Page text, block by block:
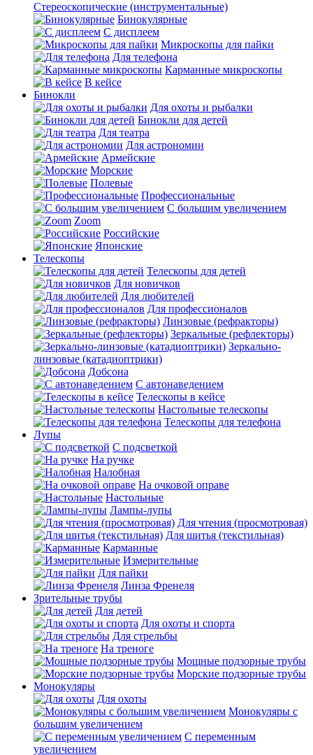
Стереоскопические (инструментальные)
Бинокулярные
С дисплеем
Микроскопы для пайки
Для телефона
Карманные микроскопы
В кейсе
Бинокли
Для охоты и рыбалки
Бинокли для детей
Для театра
Для астрономии
Армейские
Морские
Полевые
Профессиональные
С большим увеличением
Zoom
Российские
Японские
Телескопы
Телескопы для детей
Для новичков
Для любителей
Для профессионалов
Линзовые (рефракторы)
Зеркальные (рефлекторы)
Зеркально-
линзовые (катадиоптрики)
Добсона
С автонаведением
Телескопы в кейсе
Настольные телескопы
Телескопы для телефона
Лупы
С подсветкой
На ручке
Налобная
На очковой оправе
Настольные
Лампы-лупы
Для чтения (просмотровая)
Для шитья (текстильная)
Карманные
Измерительные
Для пайки
Линза Френеля
Зрительные трубы
Для детей
Для охоты и спорта
Для стрельбы
На треноге
Мощные подзорные трубы
Морские подзорные трубы
Монокуляры
Для охоты
Монокуляры с
большим увеличением
С переменным
увеличением